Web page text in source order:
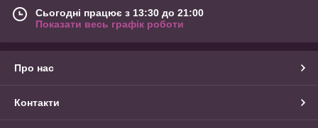
Сьогодні працює з 13:30 до 21:00
Показати весь графік роботи
Про нас
Контакти